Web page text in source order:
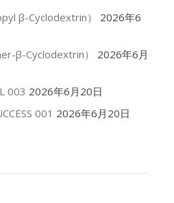
β-Cyclodextrin）
2026年6
β-Cyclodextrin）
2026年6月
003 2026年6月20日
001 2026年6月20日